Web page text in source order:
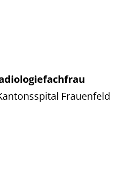
Frauenfeld